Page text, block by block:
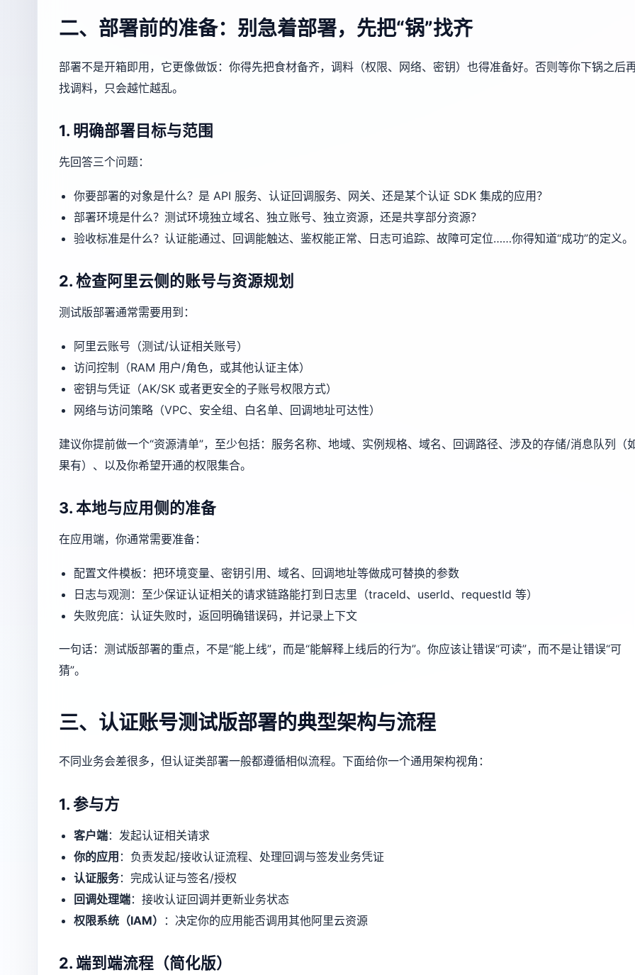
二、部署前的准备：别急着部署，先把“锅”找齐
部署不是开箱即用，它更像做饭：你得先把食材备齐，调料（权限、网络、密钥）也得准备好。否则等你下锅之后
找调料，只会越忙越乱。
1. 明确部署目标与范围
先回答三个问题：
你要部署的对象是什么？是 API 服务、认证回调服务、网关、还是某个认证 SDK 集成的应用？
部署环境是什么？测试环境独立域名、独立账号、独立资源，还是共享部分资源？
验收标准是什么？认证能通过、回调能触达、鉴权能正常、日志可追踪、故障可定位……你得知道“成功”的定义。
2. 检查阿里云侧的账号与资源规划
测试版部署通常需要用到：
阿里云账号（测试/认证相关账号）
访问控制（RAM 用户/角色，或其他认证主体）
密钥与凭证（AK/SK 或者更安全的子账号权限方式）
网络与访问策略（VPC、安全组、白名单、回调地址可达性）
建议你提前做一个“资源清单”，至少包括：服务名称、地域、实例规格、域名、回调路径、涉及的存储/消息队列（
果有）、以及你希望开通的权限集合。
3. 本地与应用侧的准备
在应用端，你通常需要准备：
配置文件模板：把环境变量、密钥引用、域名、回调地址等做成可替换的参数
日志与观测：至少保证认证相关的请求链路能打到日志里（traceId、userId、requestId 等）
失败兜底：认证失败时，返回明确错误码，并记录上下文
一句话：测试版部署的重点，不是“能上线”，而是“能解释上线后的行为”。你应该让错误“可读”，而不是让错误“可
猜”。
三、认证账号测试版部署的典型架构与流程
不同业务会差很多，但认证类部署一般都遵循相似流程。下面给你一个通用架构视角：
1. 参与方
客户端：发起认证相关请求
你的应用 ：负责发起/接收认证流程、处理回调与签发业务凭证
认证服务：完成认证与签名/授权
回调处理端：接收认证回调并更新业务状态
权限系统（IAM）
：决定你的应用能否调用其他阿里云资源
2. 端到端流程（简化版）